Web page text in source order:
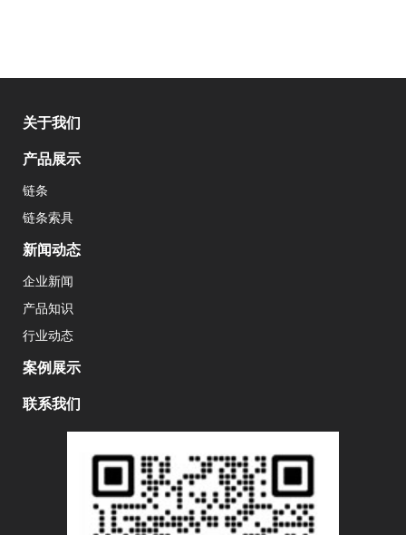
关于我们
产品展示
链条
链条索具
新闻动态
企业新闻
产品知识
行业动态
案例展示
联系我们